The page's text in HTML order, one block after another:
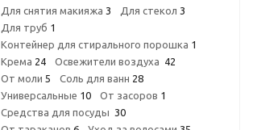
Для снятия макияжа 3 Для стекол 3
Для труб 1
Контейнер для стирального порошка 1
Крема 24 Освежители воздуха 42
От моли 5 Соль для ванн 28
Универсальные 10 От засоров 1
Средства для посуды 30